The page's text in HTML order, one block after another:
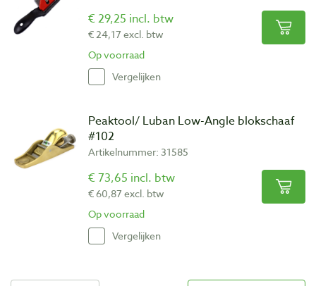
€ 29,25 incl. btw
€ 24,17 excl. btw
Op voorraad
Vergelijken
Peaktool/ Luban Low-Angle blokschaaf
#102
Artikelnummer: 31585
€ 73,65 incl. btw
€ 60,87 excl. btw
Op voorraad
Vergelijken